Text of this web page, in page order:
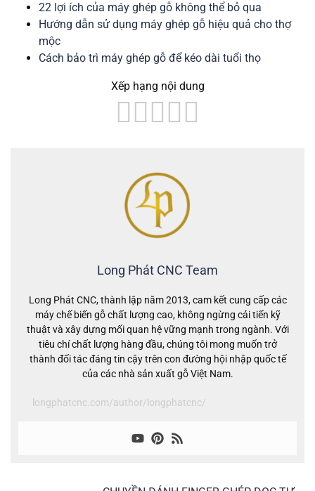
22 lợi ích của máy ghép gỗ không thể bỏ qua
Hướng dẫn sử dụng máy ghép gỗ hiệu quả cho thợ
mộc
Cách bảo trì máy ghép gỗ để kéo dài tuổi thọ
Xếp hạng nội dung
Long Phát CNC Team
Long Phát CNC, thành lập năm 2013, cam kết cung cấp các
máy chế biến gỗ chất lượng cao, không ngừng cải tiến kỹ
thuật và xây dựng mối quan hệ vững mạnh trong ngành. Với
tiêu chí chất lượng hàng đầu, chúng tôi mong muốn trở
thành đối tác đáng tin cậy trên con đường hội nhập quốc tế
của các nhà sản xuất gỗ Việt Nam.
longphatcnc.com/author/longphatcnc/